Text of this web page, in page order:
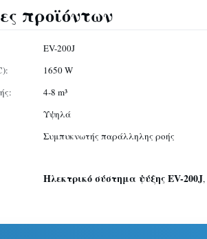
προϊόντων
EV-200J
1650 W
4-8 m³
Υψηλά
Συμπυκνωτής παράλληλης ροής
Ηλεκτρικό σύστημα ψύξης EV-200J,